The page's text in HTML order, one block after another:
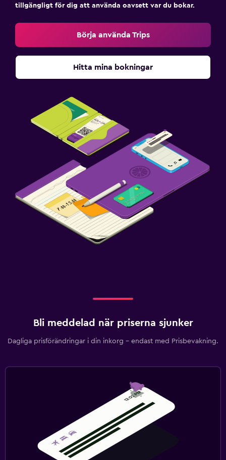
tillgängligt för dig att använda oavsett var du bokar.
Börja använda Trips
Hitta mina bokningar
Bli meddelad när priserna sjunker
Dagliga prisförändringar i din inkorg – endast med Prisbevakning.